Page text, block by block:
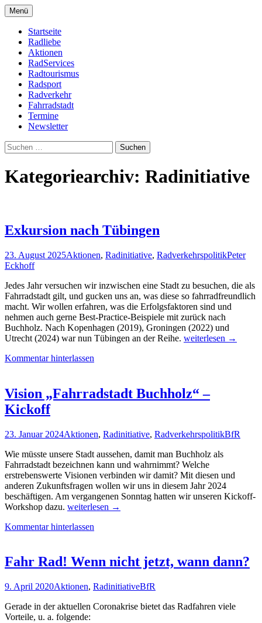
Zum
Inhalt
springen
Buchholz fährt Rad e.V.
Menü
Startseite
Radliebe
Aktionen
RadServices
Radtourismus
Radsport
Radverkehr
Fahrradstadt
Termine
Newsletter
Suchen
nach:
Kategoriearchiv: Radinitiative
Exkursion nach Tübingen
23. August 2025Aktionen, Radinitiative, RadverkehrspolitikPeter
Eckhoff
Jedes Jahr versuchen wir inzwischen eine Stadt zu besuchen, die als
Fahrradstadt gilt, und gucken uns an, was diese so fahrradfreundlich
macht. Wir wollen erfahren, was die Erfolgsfaktoren sind und
nehmen auch gerne Best-Practice-Beispiele mit zurück nach
Buchholz. Nach Kopenhagen (2019), Groningen (2022) und
Utrecht (2024) war nun Tübingen an der Reihe. Exkursion
weiterlesen →
Kommentar hinterlassen
Vision „Fahrradstadt Buchholz“ –
Kickoff
23. Januar 2024Aktionen, Radinitiative, RadverkehrspolitikBfR
Wie müsste unsere Stadt aussehen, damit man Buchholz als
Fahrradstadt bezeichnen kann und wahrnimmt? Welche
erstrebenswerte Visionen verbinden wir damit? Mit diesen und
anderen Zukunftsfragen wollen wir uns in diesem Jahr 2024
beschäftigen. Am vergangenen Sonntag hatten wir unseren Kickoff-
Workshop dazu. Vision
Buchholz“
weiterlesen →
Kommentar hinterlassen
Fahr Rad! Wenn nicht jetzt, wann dann?
9. April 2020Aktionen, RadinitiativeBfR
Gerade in der aktuellen Coronakrise bietet das Radfahren viele
Vorteile, u. a. folgende: